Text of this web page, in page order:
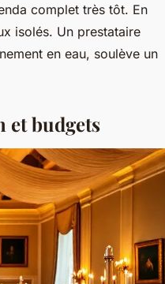
complet très tôt. En
isolés. Un prestataire
en eau, soulève un
et budgets